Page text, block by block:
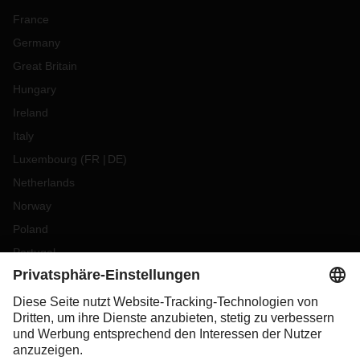
France
Germany
Great Britain
Hungary
Ireland
Italy
Luxembourg (FR DE)
Netherlands
Norway
Poland
Portugal
Romania
Slovakia
Spain
Sweden